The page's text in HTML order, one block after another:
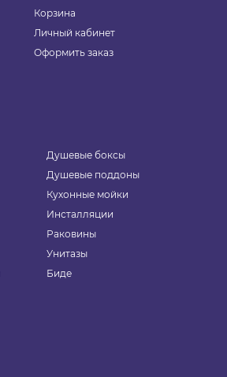
Корзина
Личный кабинет
Оформить заказ
Душевые боксы
Душевые поддоны
Кухонные мойки
Инсталляции
Раковины
Унитазы
Биде